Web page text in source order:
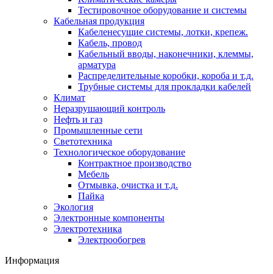
Тестировочное оборудование и системы
Кабельная продукция
Кабеленесущие системы, лотки, крепеж.
Кабель, провод
Кабельный вводы, наконечники, клеммы,
арматура
Распределительные коробки, короба и т.д.
Трубные системы для прокладки кабелей
Климат
Неразрушающий контроль
Нефть и газ
Промышленные сети
Светотехника
Технологическое оборудование
Контрактное производство
Мебель
Отмывка, очистка и т.д.
Пайка
Экология
Электронные компоненты
Электротехника
Электрообогрев
Информация